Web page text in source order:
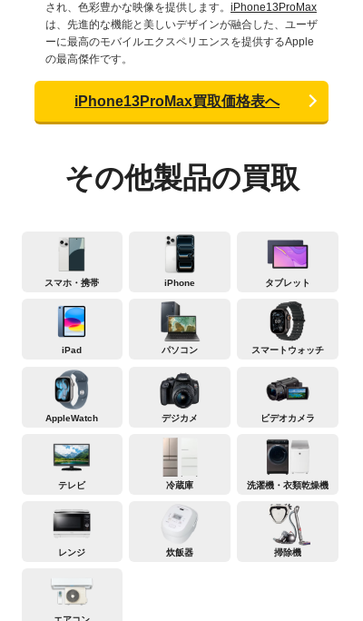
され、色彩豊かな映像を提供します。 iPhone13ProMax
は、先進的な機能と美しいデザインが融合した、ユーザ
ーに最高のモバイルエクスペリエンスを提供するApple
の最高傑作です。
iPhone13ProMax買取価格表へ
その他製品の買取
スマホ・携帯 iPhone タブレット
iPad パソコン スマートウォッチ
AppleWatch デジカメ ビデオカメラ
テレビ 冷蔵庫 洗濯機・衣類乾燥機
レンジ 炊飯器 掃除機